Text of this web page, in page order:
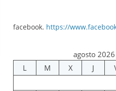
facebook. https://
agosto 2026
L
M X J